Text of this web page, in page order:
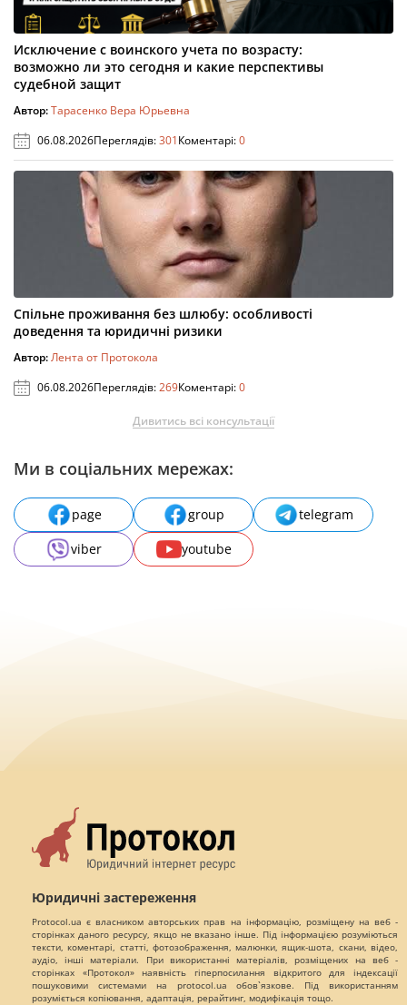
Исключение с воинского учета по возрасту:
возможно ли это сегодня и какие перспективы
судебной защит
Автор:Тарасенко Вера Юрьевна
06.08.2026Переглядів:301Коментарі:0
Спільне проживання без шлюбу: особливості
доведення та юридичні ризики
Автор:Лента от Протокола
06.08.2026Переглядів:269Коментарі:0
Дивитись всі консультації
Ми в соціальних мережах:
page group
telegram
viber
youtube
Юридичні застереження
Protocol.ua є власником авторських прав на інформацію, розміщену на веб -
сторінках даного ресурсу, якщо не вказано інше. Під інформацією розуміються
тексти, коментарі, статті, фотозображення, малюнки, ящик-шота, скани, відео,
аудіо, інші матеріали. При використанні матеріалів, розміщених на веб -
сторінках «Протокол» наявність гіперпосилання відкритого для індексації
пошуковими системами на protocol.ua обов`язкове. Під використанням
розуміється копіювання, адаптація, рерайтинг, модифікація тощо.